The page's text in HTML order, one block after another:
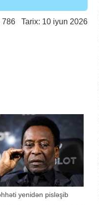
786 Tarix: 10 iyun 2026
yenidən pisləşib